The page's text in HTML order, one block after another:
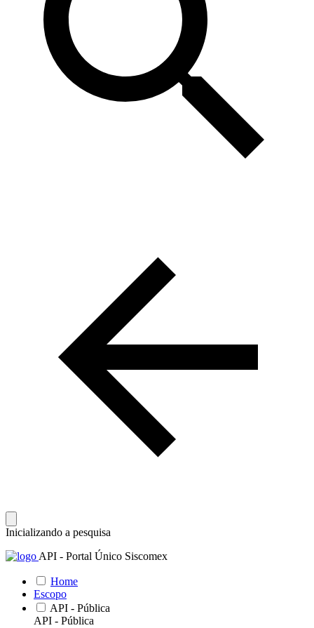
Inicializando a pesquisa
API - Portal Único Siscomex
Home
Escopo
API - Pública
API - Pública